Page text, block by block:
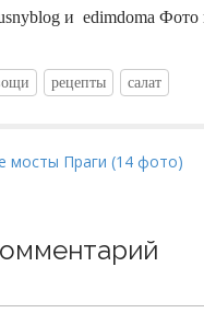
и edimdoma Фото
рецепты салат
Праги (14 фото)